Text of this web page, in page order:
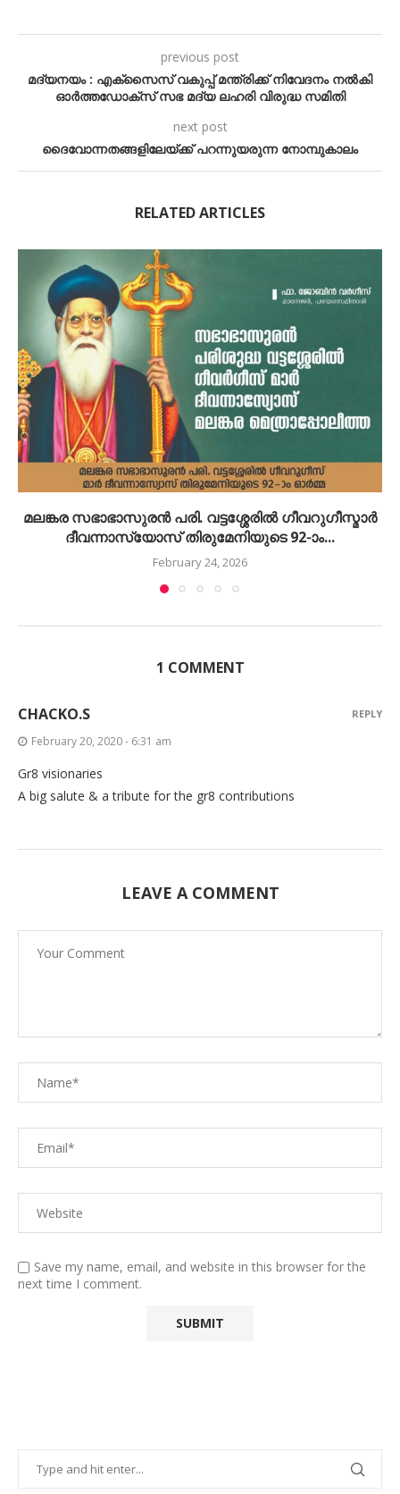
previous post
മദ്യനയം : എക്സൈസ് വകുപ്പ് മന്ത്രിക്ക് നിവേദനം നൽകി
ഓർത്തഡോക്സ് സഭ മദ്യ ലഹരി വിരുദ്ധ സമിതി
next post
ദൈവോന്നതങ്ങളിലേയ്ക്ക് പറന്നുയരുന്ന നോമ്പുകാലം
RELATED ARTICLES
മലങ്കര സഭാഭാസുരന്‍ പരി. വട്ടശ്ശേരില്‍ ഗീവറുഗീസ്മാര്‍
ദീവന്നാസ്യോസ് തിരുമേനിയുടെ 92-ാം...
February 24, 2026
1 COMMENT
CHACKO.S
February 20, 2020 - 6:31 am
Gr8 visionaries
A big salute & a tribute for the gr8 contributions
REPLY
LEAVE A COMMENT
Save my name, email, and website in this browser for the
next time I comment.